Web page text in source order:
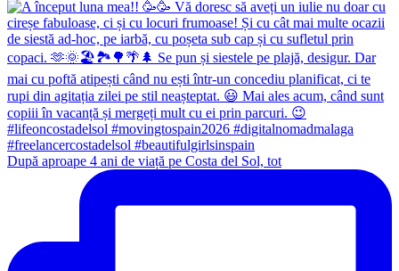
După aproape 4 ani de viață pe Costa del Sol, tot